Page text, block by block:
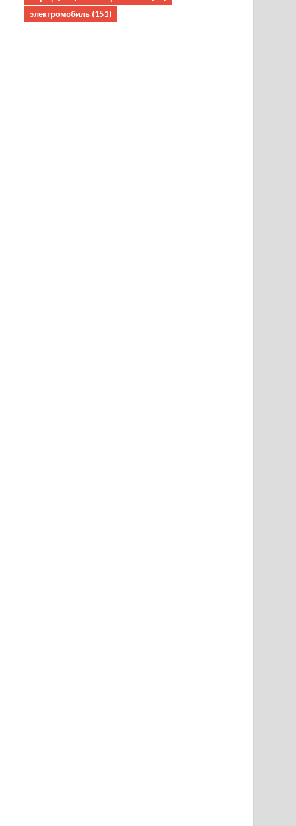
электромобиль (151)